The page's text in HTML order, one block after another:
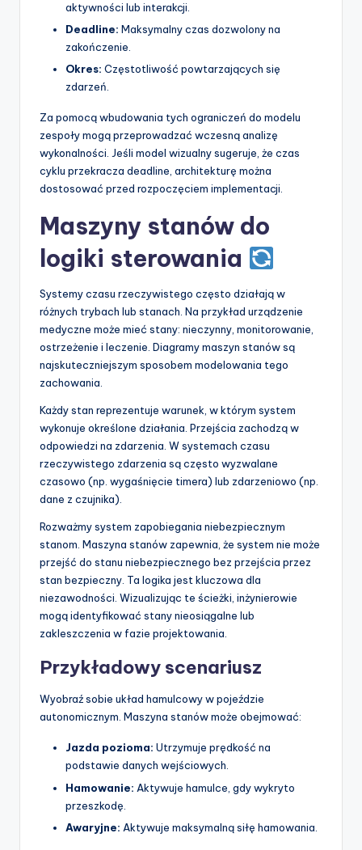
aktywności lub interakcji.
Deadline: Maksymalny czas dozwolony na
zakończenie.
Okres: Częstotliwość powtarzających się
zdarzeń.
Za pomocą wbudowania tych ograniczeń do modelu
zespoły mogą przeprowadzać wczesną analizę
wykonalności. Jeśli model wizualny sugeruje, że czas
cyklu przekracza deadline, architekturę można
dostosować przed rozpoczęciem implementacji.
Maszyny stanów do
logiki sterowania
Systemy czasu rzeczywistego często działają w
różnych trybach lub stanach. Na przykład urządzenie
medyczne może mieć stany: nieczynny, monitorowanie,
ostrzeżenie i leczenie. Diagramy maszyn stanów są
najskuteczniejszym sposobem modelowania tego
zachowania.
Każdy stan reprezentuje warunek, w którym system
wykonuje określone działania. Przejścia zachodzą w
odpowiedzi na zdarzenia. W systemach czasu
rzeczywistego zdarzenia są często wyzwalane
czasowo (np. wygaśnięcie timera) lub zdarzeniowo (np.
dane z czujnika).
Rozważmy system zapobiegania niebezpiecznym
stanom. Maszyna stanów zapewnia, że system nie może
przejść do stanu niebezpiecznego bez przejścia przez
stan bezpieczny. Ta logika jest kluczowa dla
niezawodności. Wizualizując te ścieżki, inżynierowie
mogą identyfikować stany nieosiągalne lub
zakleszczenia w fazie projektowania.
Przykładowy scenariusz
Wyobraź sobie układ hamulcowy w pojeździe
autonomicznym. Maszyna stanów może obejmować:
Jazda pozioma: Utrzymuje prędkość na
podstawie danych wejściowych.
Hamowanie: Aktywuje hamulce, gdy wykryto
przeszkodę.
Awaryjne: Aktywuje maksymalną siłę hamowania.